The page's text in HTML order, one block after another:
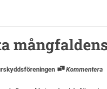
Kommentera